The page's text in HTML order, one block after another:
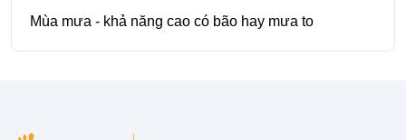
Mùa mưa - khả năng cao có bão hay mưa to